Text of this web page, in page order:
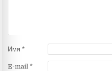
Имя *
E-mail *